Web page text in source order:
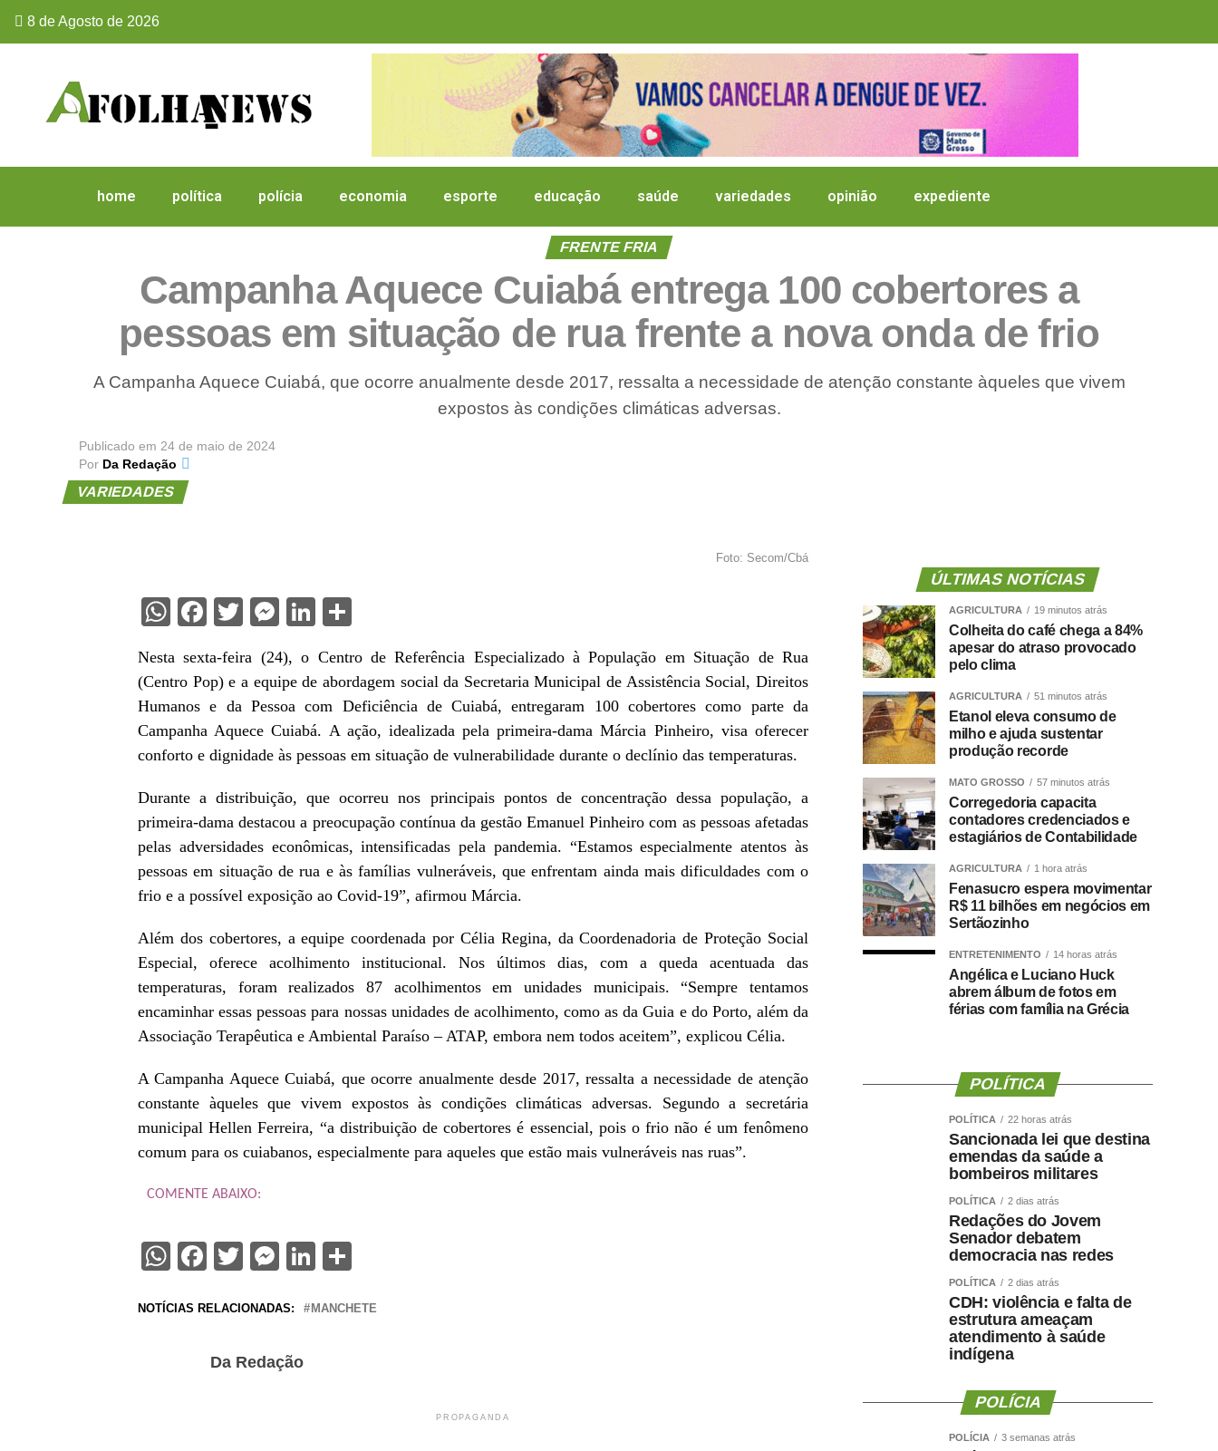
8 de Agosto de 2026
home política polícia economia esporte educação saúde variedades opinião expediente
FRENTE FRIA
Campanha Aquece Cuiabá entrega 100 cobertores a
pessoas em situação de rua frente a nova onda de frio
A Campanha Aquece Cuiabá, que ocorre anualmente desde 2017, ressalta a necessidade de atenção constante àqueles que vivem
expostos às condições climáticas adversas.
Publicado em 24 de maio de 2024
Por Da Redação
VARIEDADES
Foto: Secom/Cbá
WhatsApp
Facebook
TwitterMessenger
LinkedIn
Nesta sexta-feira (24), o Centro de Referência Especializado à População em Situação de Rua
(Centro Pop) e a equipe de abordagem social da Secretaria Municipal de Assistência Social, Direitos
Humanos e da Pessoa com Deficiência de Cuiabá, entregaram 100 cobertores como parte da
Campanha Aquece Cuiabá. A ação, idealizada pela primeira-dama Márcia Pinheiro, visa oferecer
conforto e dignidade às pessoas em situação de vulnerabilidade durante o declínio das temperaturas.
Durante a distribuição, que ocorreu nos principais pontos de concentração dessa população, a
primeira-dama destacou a preocupação contínua da gestão Emanuel Pinheiro com as pessoas afetadas
pelas adversidades econômicas, intensificadas pela pandemia. “Estamos especialmente atentos às
pessoas em situação de rua e às famílias vulneráveis, que enfrentam ainda mais dificuldades com o
frio e a possível exposição ao Covid-19”, afirmou Márcia.
Além dos cobertores, a equipe coordenada por Célia Regina, da Coordenadoria de Proteção Social
Especial, oferece acolhimento institucional. Nos últimos dias, com a queda acentuada das
temperaturas, foram realizados 87 acolhimentos em unidades municipais. “Sempre tentamos
encaminhar essas pessoas para nossas unidades de acolhimento, como as da Guia e do Porto, além da
Associação Terapêutica e Ambiental Paraíso – ATAP, embora nem todos aceitem”, explicou Célia.
A Campanha Aquece Cuiabá, que ocorre anualmente desde 2017, ressalta a necessidade de atenção
constante àqueles que vivem expostos às condições climáticas adversas. Segundo a secretária
municipal Hellen Ferreira, “a distribuição de cobertores é essencial, pois o frio não é um fenômeno
comum para os cuiabanos, especialmente para aqueles que estão mais vulneráveis nas ruas”.
COMENTE ABAIXO:
WhatsApp
Facebook
TwitterMessenger
LinkedIn
NOTÍCIAS RELACIONADAS: MANCHETE
Da Redação
PROPAGANDA
ÚLTIMAS NOTÍCIAS
AGRICULTURA 19 minutos atrás
Colheita do café chega a 84%
apesar do atraso provocado
pelo clima
AGRICULTURA 51 minutos atrás
Etanol eleva consumo de
milho e ajuda sustentar
produção recorde
MATO GROSSO 57 minutos atrás
Corregedoria capacita
contadores credenciados e
estagiários de Contabilidade
AGRICULTURA 1 hora atrás
Fenasucro espera movimentar
R$ 11 bilhões em negócios em
Sertãozinho
ENTRETENIMENTO 14 horas atrás
Angélica e Luciano Huck
abrem álbum de fotos em
férias com família na Grécia
POLÍTICA
POLÍTICA 22 horas atrás
Sancionada lei que destina
emendas da saúde a
bombeiros militares
POLÍTICA 2 dias atrás
Redações do Jovem
Senador debatem
democracia nas redes
POLÍTICA 2 dias atrás
CDH: violência e falta de
estrutura ameaçam
atendimento à saúde
indígena
POLÍCIA
POLÍCIA 3 semanas atrás